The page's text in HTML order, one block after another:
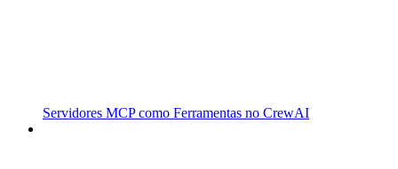
Servidores MCP como Ferramentas no CrewAI